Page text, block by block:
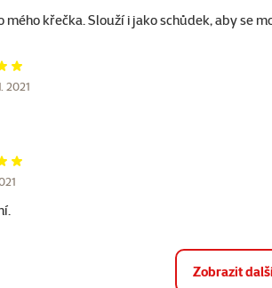
křečka. Slouží i jako schůdek, aby se
2021
Zobrazit